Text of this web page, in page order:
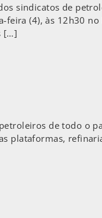
sindicatos de
(4), às 12h30
[…]
de todo o
plataformas,